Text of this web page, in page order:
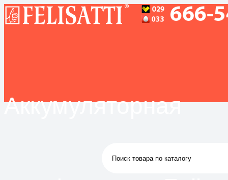
Аккумуляторная